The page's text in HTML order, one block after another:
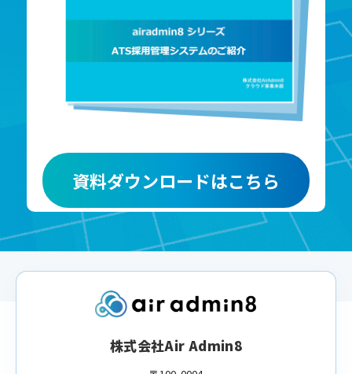
資料ダウンロードはこちら
株式会社Air Admin8